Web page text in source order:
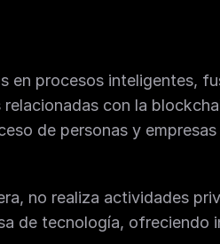
procesos inteligentes,
con la
de personas y
no realiza actividades
de tecnología, ofreciendo